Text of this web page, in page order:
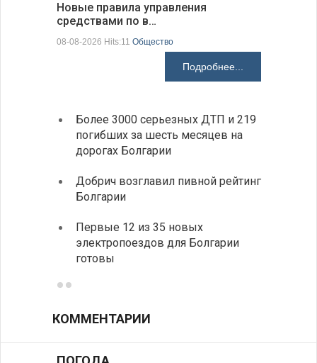
Новые правила управления
средствами по в…
08-08-2026 Hits:11 Общество
Подробнее...
Более 3000 серьезных ДТП и 219
погибших за шесть месяцев на
дорогах Болгарии
Добрич возглавил пивной рейтинг
Болгарии
Первые 12 из 35 новых
электропоездов для Болгарии
готовы
КОММЕНТАРИИ